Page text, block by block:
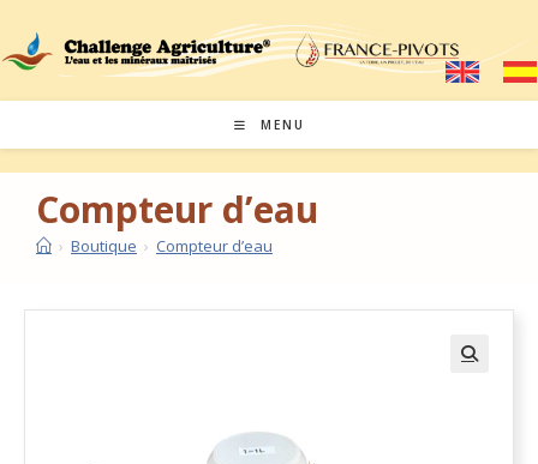
MENU
Compteur d’eau
› Boutique › Compteur d’eau